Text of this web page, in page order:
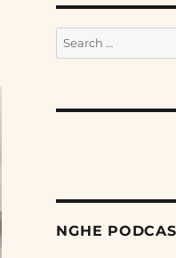
Search
for:
NGHE